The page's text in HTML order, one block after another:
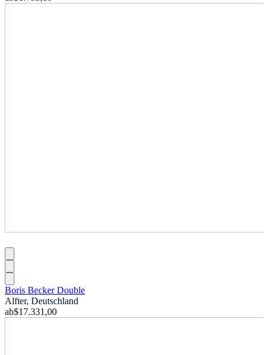
Boris Becker Double
Alfter, Deutschland
ab$17.331,00